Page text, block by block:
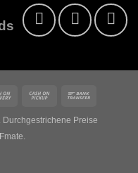
Cash
Delivery
Cash
Pickup
. Durchgestrichene Preise